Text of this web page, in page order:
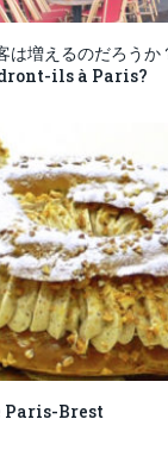
は増えるのだろう
ils à Paris?
Paris-Brest